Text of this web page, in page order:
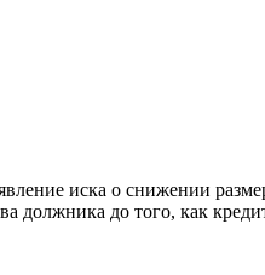
иска о снижении
должника до того, как